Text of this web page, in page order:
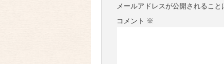
メールアドレスが公開されること
コメント ※